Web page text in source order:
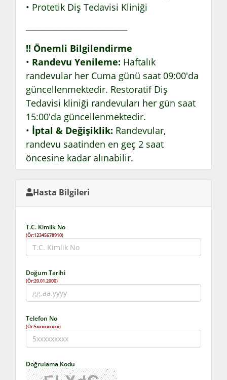
• Protetik Diş Tedavisi Kliniği
!! Önemli Bilgilendirme
• Randevu Yenileme: Haftalık
randevular her Cuma günü saat 09:00'da
güncellenmektedir. Restoratif Diş
Tedavisi kliniği randevuları her gün saat
15:00'da güncellenmektedir.
• İptal & Değişiklik: Randevular,
randevu saatinden en geç 2 saat
öncesine kadar alınabilir.
Hasta Bilgileri
T.C. Kimlik No
(Ör:12345678910)
Doğum Tarihi
(Ör:20.01.2000)
Telefon No
(Ör:5xxxxxxxxx)
Doğrulama Kodu